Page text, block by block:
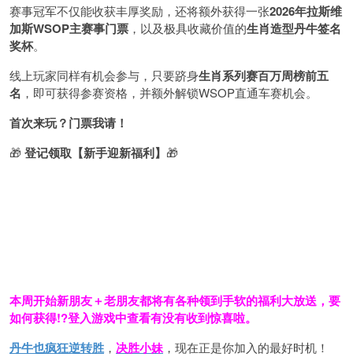
赛事冠军不仅能收获丰厚奖励，还将额外获得一张2026年拉斯维
加斯WSOP主赛事门票 ，以及极具收藏价值的生肖造型丹牛签名
奖杯。
线上玩家同样有机会参与，只要跻身生肖系列赛百万周榜前五
名 ，即可获得参赛资格，并额外解锁WSOP直通车赛机会。
首次来玩？门票我请！
🎁 登记领取【新手迎新福利】 🎁
本周开始新朋友＋老朋友都将有各种领到手软的福利大放送，要
如何获得!?登入游戏中查看有没有收到惊喜啦。
丹牛也疯狂逆转胜 ， 决胜小妹 ，现在正是你加入的最好时机！